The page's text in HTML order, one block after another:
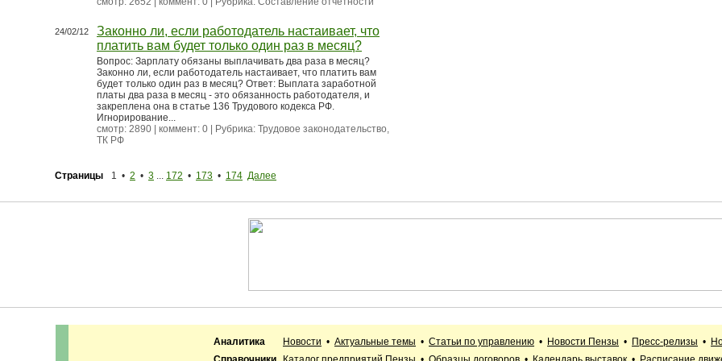
24/02/12
Законно ли, если работодатель настаивает, что
платить вам будет только один раз в месяц?
Вопрос: Зарплату обязаны выплачивать два раза в месяц?
Законно ли, если работодатель настаивает, что платить вам
будет только один раз в месяц? Ответ: Выплата заработной
платы два раза в месяц - это обязанность работодателя, и
закреплена она в статье 136 Трудового кодекса РФ.
Игнорирование...
смотр: 2890 | коммент: 0 | Рубрика: Трудовое законодательство,
ТК РФ
Страницы 1 • 2 • 3 ... 172 • 173 • 174 Далее
Аналитика Новости • Актуальные темы • Статьи по управлению • Новости Пензы • Пресс-релизы •